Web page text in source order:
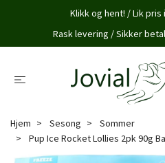
Klikk og hent! / Lik
Rask levering / Sikker
Hjem Sesong
Sommer
Pup Ice Rocket Lollies 2pk 90g